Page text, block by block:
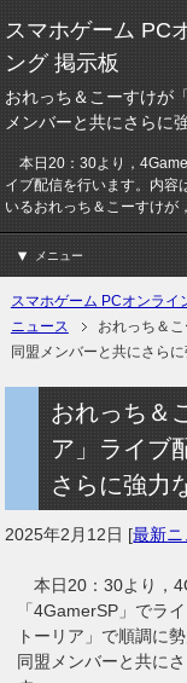
スマホゲーム PC
ング 掲示板
おれっち＆こーすけが
メンバーと共にさらに
本日20：30より，
イブ配信を行います。内容
いるおれっち＆こーすけが
メニュー
スマホゲーム PCオンライ
ニュース
おれっち＆
同盟メンバーと共にさら
おれっち＆
ア」ライブ
さらに強力
2025年2月12日 [最新
本日20：30より，
「4GamerSP」でラ
トーリア」で順調に
同盟メンバーと共に